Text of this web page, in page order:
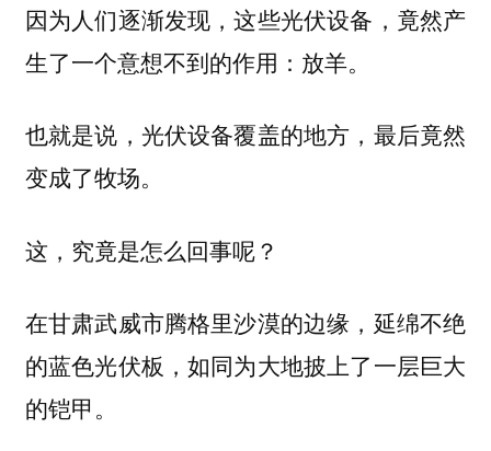
因为人们逐渐发现，这些光伏设备，竟然产
生了一个意想不到的作用：放羊。
也就是说，光伏设备覆盖的地方，最后竟然
变成了牧场。
这，究竟是怎么回事呢？
在甘肃武威市腾格里沙漠的边缘，延绵不绝
的蓝色光伏板，如同为大地披上了一层巨大
的铠甲。